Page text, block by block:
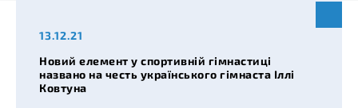
13.12.21
Новий елемент у спортивній гімнастиці
названо на честь українського гімнаста Іллі
Ковтуна